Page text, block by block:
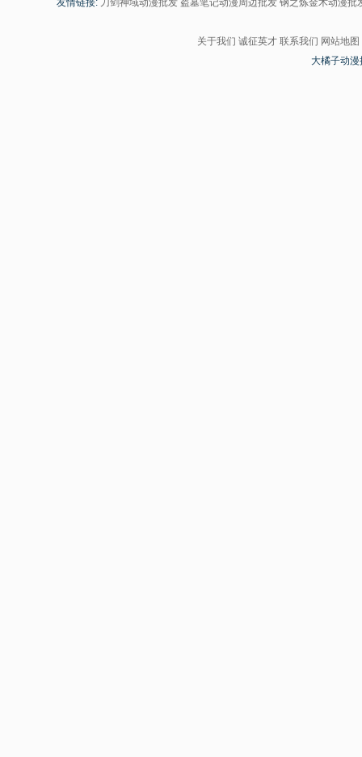
友情链接: 刀剑神域动漫批发 盗墓笔记动漫周边批发 钢之炼金术动漫批
关于我们 诚征英才 联系我们 网站地图
大橘子动